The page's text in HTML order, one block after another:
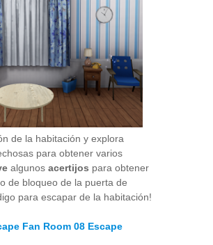
de la habitación y explora
para obtener varios
algunos acertijos para obtener
de bloqueo de la puerta de
para escapar de la habitación!
Fan Room 08 Escape